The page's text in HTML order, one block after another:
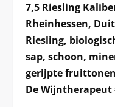
7,5 Riesling
Rheinhessen,
Riesling,
sap, schoon,
gerijpte fruittonen
De Wijntherapeut